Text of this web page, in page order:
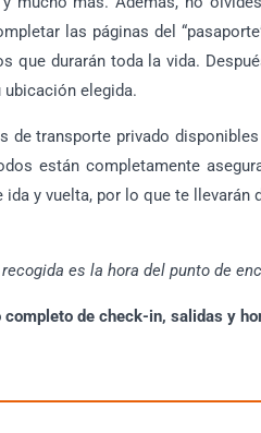
las páginas del
que durarán toda la vida.
ubicación elegida.
de transporte privado
están completamente
ida y vuelta, por lo que te
es la hora del punto de
de check-in, salidas y